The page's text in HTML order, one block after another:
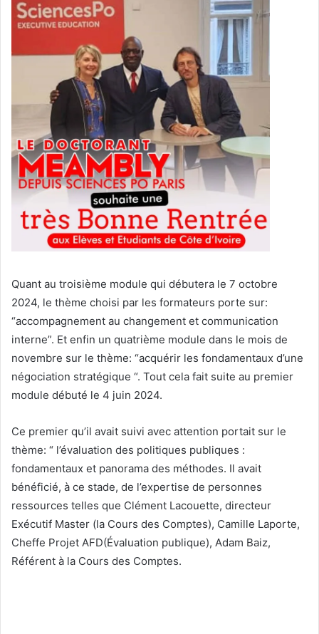
Quant au troisième module qui débutera le 7 octobre
2024, le thème choisi par les formateurs porte sur:
“accompagnement au changement et communication
interne”. Et enfin un quatrième module dans le mois de
novembre sur le thème: “acquérir les fondamentaux d’une
négociation stratégique “. Tout cela fait suite au premier
module débuté le 4 juin 2024.
Ce premier qu’il avait suivi avec attention portait sur le
thème: “ l’évaluation des politiques publiques :
fondamentaux et panorama des méthodes. Il avait
bénéficié, à ce stade, de l’expertise de personnes
ressources telles que Clément Lacouette, directeur
Exécutif Master (la Cours des Comptes), Camille Laporte,
Cheffe Projet AFD(Évaluation publique), Adam Baiz,
Référent à la Cours des Comptes.